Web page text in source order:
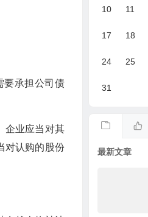
要承担公司债
企业应当对其
对认购的股份
10 11
17 18
24 25
31
最新文章